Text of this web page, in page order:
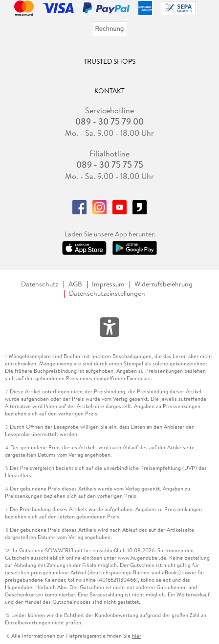
TRUSTED SHOPS
KONTAKT
Servicehotline
089 - 30 75 79 00
Mo. - Sa. 9.00 - 18.00 Uhr
Filialhotline
089 - 30 75 75 75
Mo. - Sa. 9.00 - 18.00 Uhr
Laden Sie unsere App herunter.
Datenschutz AGB Impressum
Widerrufsbelehrung
Datenschutzeinstellungen
1 Mängelexemplare sind Bücher mit leichten Beschädigungen, die das Lesen aber nicht
einschränken. Mängelexemplare sind durch einen Stempel als solche gekennzeichnet.
Die frühere Buchpreisbindung ist aufgehoben. Angaben zu Preissenkungen beziehen
sich auf den gebundenen Preis eines mangelfreien Exemplars.
2 Diese Artikel unterliegen nicht der Preisbindung, die Preisbindung dieser Artikel
wurde aufgehoben oder der Preis wurde vom Verlag gesenkt. Die jeweils zutreffende
Alternative wird Ihnen auf der Artikelseite dargestellt. Angaben zu Preissenkungen
beziehen sich auf den vorherigen Preis.
3 Durch Öffnen der Leseprobe willigen Sie ein, dass Daten an den Anbieter der
Leseprobe übermittelt werden.
4 Der gebundene Preis dieses Artikels wird nach Ablauf des auf der Artikelseite
dargestellten Datums vom Verlag angehoben.
5 Der Preisvergleich bezieht sich auf die unverbindliche Preisempfehlung (UVP) des
Herstellers.
6 Der gebundene Preis dieses Artikels wurde vom Verlag gesenkt. Angaben zu
Preissenkungen beziehen sich auf den vorherigen Preis.
7 Die Preisbindung dieses Artikels wurde aufgehoben. Angaben zu Preissenkungen
beziehen sich auf den letzten gebundenen Preis.
8 Der gebundene Preis dieses Artikels wird nach Ablauf des auf der Artikelseite
dargestellten Datums vom Verlag angehoben.
12 Ihr Gutschein SOMMER13 gilt bis einschließlich 10.08.2026. Sie können den
Gutschein ausschließlich online einlösen unter www.hugendubel.de. Keine Bestellung
zur Abholung mit Zahlung in der Filiale möglich. Der Gutschein ist nicht gültig für
gesetzlich preisgebundene Artikel (deutschsprachige Bücher und eBooks) sowie für
preisgebundene Kalender, tolino shine (4016621130466), tolino select und das
Hugendubel Hörbuch Abo. Der Gutschein ist nicht mit anderen Gutscheinen und
Geschenkkarten kombinierbar. Eine Barauszahlung ist nicht möglich. Ein Weiterverkauf
und der Handel des Gutscheincodes sind nicht gestattet.
15 Leider können wir die Echtheit der Kundenbewertung aufgrund der großen Zahl an
Einzelbewertungen nicht prüfen.
16 Alle Informationen zur Tiefpreisgarantie finden Sie hier